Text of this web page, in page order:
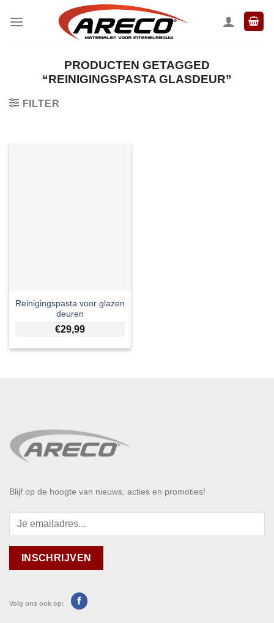
naar
PRODUCTEN GETAGGED
“REINIGINGSPASTA GLASDEUR”
FILTER
Reinigingspasta voor glazen
deuren
€29,99
Blijf op de hoogte van nieuws, acties en promoties!
Volg ons ook op: